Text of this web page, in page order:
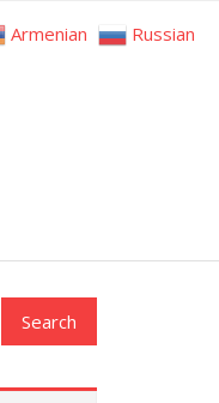
Armenian Russian